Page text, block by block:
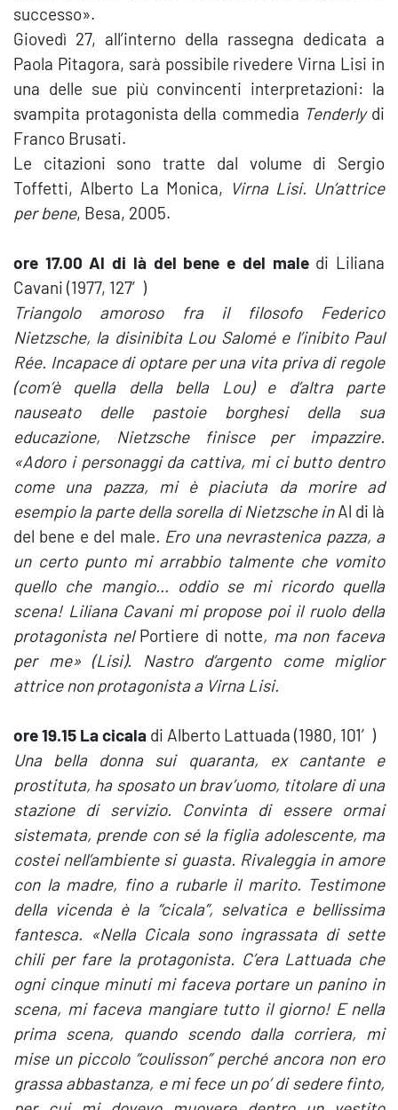
successo».
Giovedì 27, all’interno della rassegna dedicata a
Paola Pitagora, sarà possibile rivedere Virna Lisi in
una delle sue più convincenti interpretazioni: la
svampita protagonista della commedia Tenderlydi
Franco Brusati.
Le citazioni sono tratte dal volume di Sergio
Toffetti, Alberto La Monica, Virna Lisi. Un’attrice
per bene, Besa, 2005.
ore 17.00 Al di là del bene e del maledi Liliana
Cavani (1977, 127′)
Triangolo amoroso fra il filosofo Federico
Nietzsche, la disinibita Lou Salomé e l’inibito Paul
Rée. Incapace di optare per una vita priva di regole
(com’è quella della bella Lou) e d’altra parte
nauseato delle pastoie borghesi della sua
educazione, Nietzsche finisce per impazzire.
«Adoro i personaggi da cattiva, mi ci butto dentro
come una pazza, mi è piaciuta da morire ad
esempio la parte della sorella di Nietzsche inAl di là
del bene e del male. Ero una nevrastenica pazza, a
un certo punto mi arrabbio talmente che vomito
quello che mangio… oddio se mi ricordo quella
scena! Liliana Cavani mi propose poi il ruolo della
protagonista nelPortiere di notte, ma non faceva
per me» (Lisi). Nastro d’argento come miglior
attrice non protagonista a Virna Lisi.
ore 19.15 La cicala di Alberto Lattuada (1980, 101′)
Una bella donna sui quaranta, ex cantante e
prostituta, ha sposato un brav’uomo, titolare di una
stazione di servizio. Convinta di essere ormai
sistemata, prende con sé la figlia adolescente, ma
costei nell’ambiente si guasta. Rivaleggia in amore
con la madre, fino a rubarle il marito. Testimone
della vicenda è la “cicala”, selvatica e bellissima
fantesca. «Nella Cicala sono ingrassata di sette
chili per fare la protagonista. C’era Lattuada che
ogni cinque minuti mi faceva portare un panino in
scena, mi faceva mangiare tutto il giorno! E nella
prima scena, quando scendo dalla corriera, mi
mise un piccolo “coulisson” perché ancora non ero
grassa abbastanza, e mi fece un po’ di sedere finto,